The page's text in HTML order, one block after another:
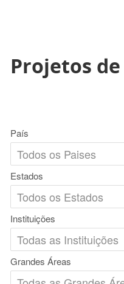
Projetos
País
Estados
Instituições
Grandes Áreas